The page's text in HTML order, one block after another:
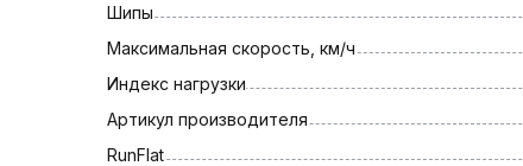
Шипы
Максимальная скорость, км/ч
Индекс нагрузки
Артикул производителя
RunFlat